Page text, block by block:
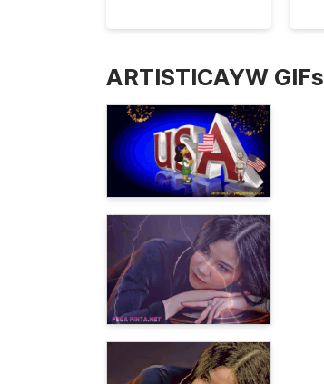
ARTISTICAYW GIFs